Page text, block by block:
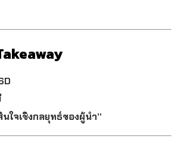
ใจเชิงกลยุทธ์ของผู้นำ”